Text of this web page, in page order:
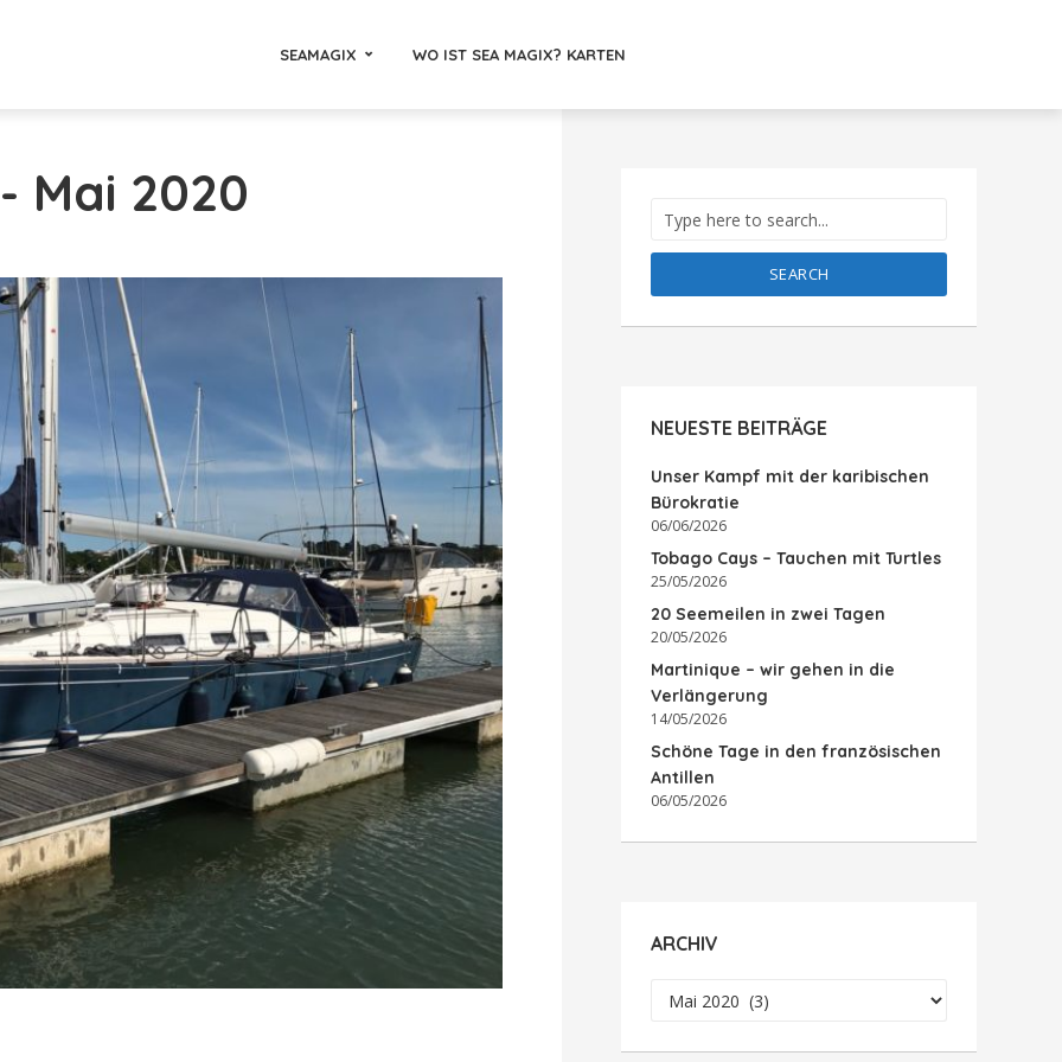
SEAMAGIX WO IST SEA MAGIX? KARTEN
Mai 2020
SEARCH
NEUESTE BEITRÄGE
Unser Kampf mit der karibischen
Bürokratie
06/06/2026
Tobago Cays – Tauchen mit Turtles
25/05/2026
20 Seemeilen in zwei Tagen
20/05/2026
Martinique – wir gehen in die
Verlängerung
14/05/2026
Schöne Tage in den französischen
Antillen
06/05/2026
ARCHIV
Archiv